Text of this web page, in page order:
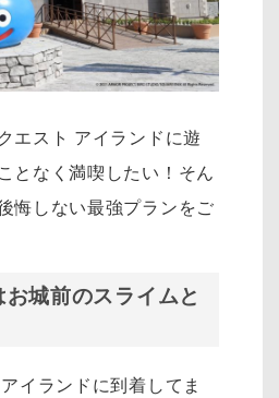
エスト アイランドに遊
となく満喫したい！そん
悔しない最強プランをご
お城前のスライムと
イランドに到着してま